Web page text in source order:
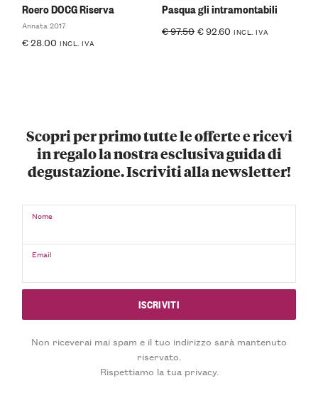
Roero DOCG Riserva
Annata 2017
€28.00 INCL. IVA
Pasqua gli intramontabili
€97.50 €92.60 INCL. IVA
Scopri per primo tutte le offerte e ricevi
in regalo la nostra esclusiva guida di
degustazione. Iscriviti alla newsletter!
Nome
Email
Non riceverai mai spam e il tuo indirizzo sarà mantenuto
riservato.
Rispettiamo la tua privacy.